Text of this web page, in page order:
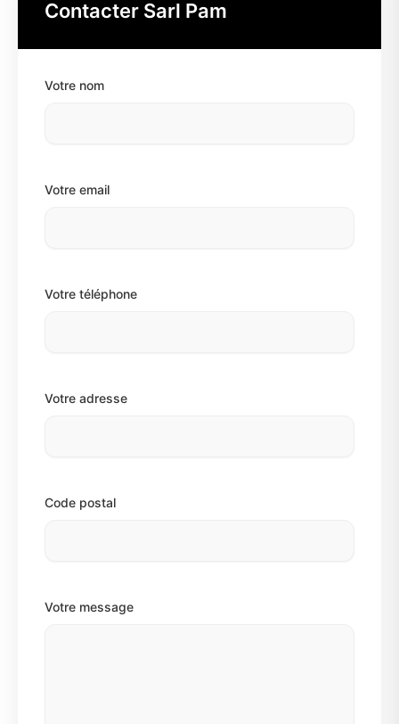
Contacter Sarl Pam
Votre nom
Votre email
Votre téléphone
Votre adresse
Code postal
Votre message